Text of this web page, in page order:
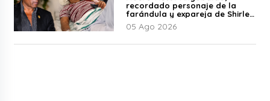
recordado personaje de la
farándula y expareja de Shirley
Cherres
05 Ago 2026